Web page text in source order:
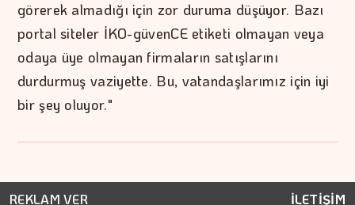
görerek almadığı için zor duruma düşüyor. Bazı
portal siteler İKO-güvenCE etiketi olmayan veya
odaya üye olmayan firmaların satışlarını
durdurmuş vaziyette. Bu, vatandaşlarımız için iyi
bir şey oluyor."
REKLAM VER İLETİŞİM